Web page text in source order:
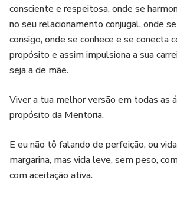
consciente e respeitosa, onde se
no seu relacionamento conjugal, onde
consigo, onde se conhece e se conecta
propósito e assim impulsiona a sua
seja a de mãe.
Viver a tua melhor versão em todas as
propósito da Mentoria.
E eu não tô falando de perfeição, ou
margarina, mas vida leve, sem peso,
com aceitação ativa.